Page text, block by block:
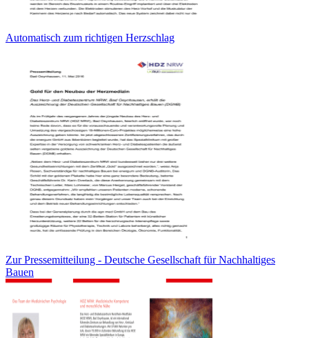
Automatisch zum richtigen Herzschlag
Zur Pressemitteilung - Deutsche Gesellschaft für Nachhaltiges
Bauen